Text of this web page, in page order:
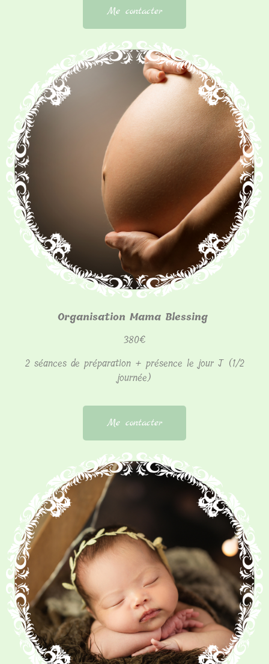
Me contacter
Organisation Mama Blessing
380€
2 séances de préparation + présence le jour J (1/2
journée)
Me contacter